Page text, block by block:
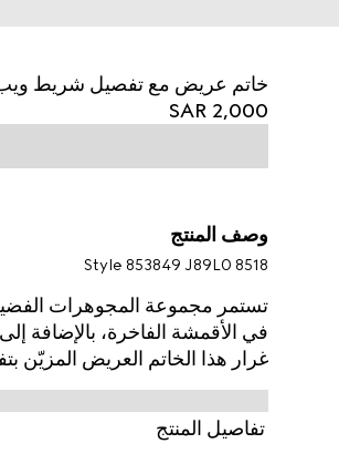
خاتم عريض مع تفصيل شريط
SAR 2,000
وصف المنتج
Style ‎853849 J89L0 8518
تستمر مجموعة المجوهرات
في الأقمشة الفاخرة، بالإضافة
غرار هذا الخاتم العريض
تفاصيل المنتج